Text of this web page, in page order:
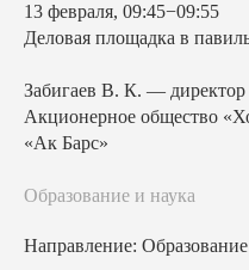
13 февраля, 09:45−09:55
Деловая площадка в
Забигаев В. К. — директор
Акционерное общество
«Ак Барс»
Образование и наука
Направление: